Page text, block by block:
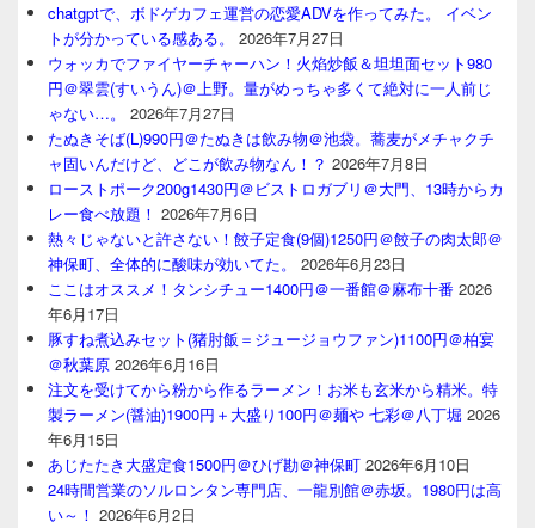
chatgptで、ボドゲカフェ運営の恋愛ADVを作ってみた。 イベン
トが分かっている感ある。
2026年7月27日
ウォッカでファイヤーチャーハン！火焰炒飯＆坦坦面セット980
円＠翠雲(すいうん)＠上野。量がめっちゃ多くて絶対に一人前じ
ゃない…。
2026年7月27日
たぬきそば(L)990円＠たぬきは飲み物＠池袋。蕎麦がメチャクチ
ャ固いんだけど、どこが飲み物なん！？ 2026年7月8日
ローストポーク200g1430円＠ビストロガブリ＠大門、13時からカ
レー食べ放題！ 2026年7月6日
熱々じゃないと許さない！餃子定食(9個)1250円＠餃子の肉太郎＠
神保町、全体的に酸味が効いてた。
2026年6月23日
ここはオススメ！タンシチュー1400円＠一番館＠麻布十番 2026
年6月17日
豚すね煮込みセット(猪肘飯＝ジュージョウファン)1100円＠柏宴
＠秋葉原 2026年6月16日
注文を受けてから粉から作るラーメン！お米も玄米から精米。特
製ラーメン(醤油)1900円＋大盛り100円＠麺や 七彩＠八丁堀 2026
年6月15日
あじたたき大盛定食1500円＠ひげ勘＠神保町 2026年6月10日
24時間営業のソルロンタン専門店、一龍別館＠赤坂。1980円は高
い～！ 2026年6月2日